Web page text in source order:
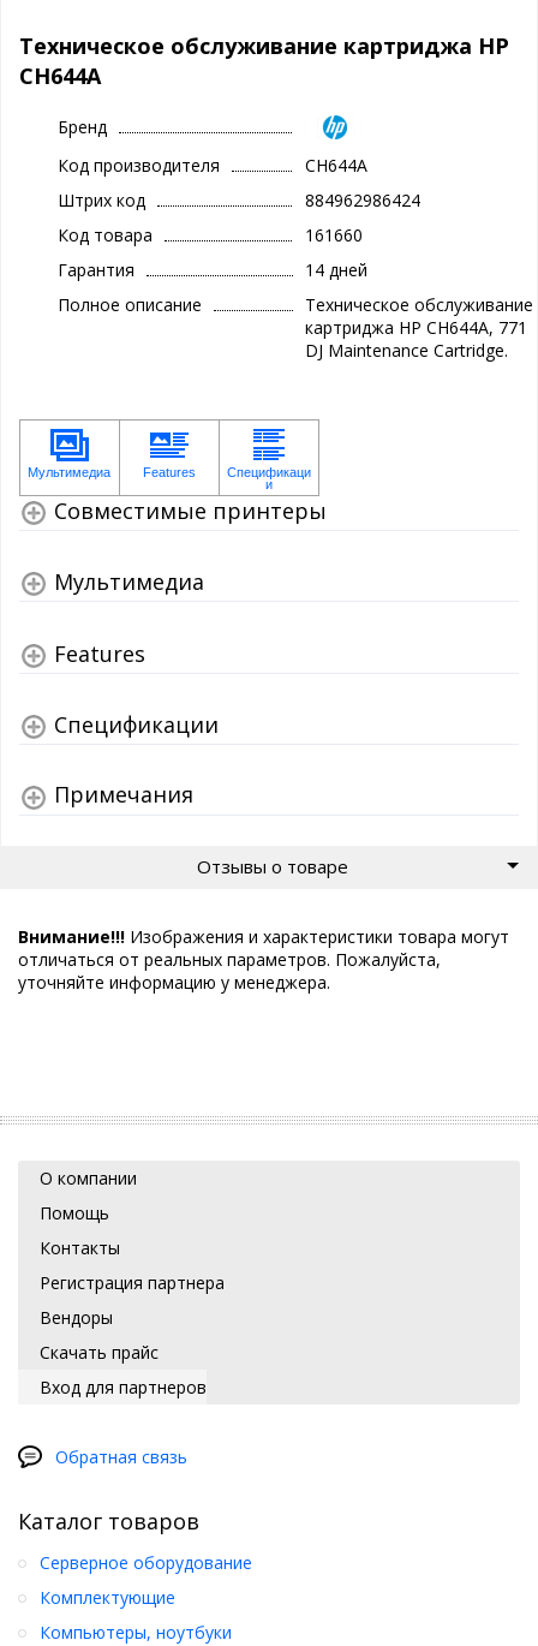
Техническое обслуживание картриджа HP
CH644A
Бренд
Код производителя
CH644A
Штрих код
884962986424
Код товара
161660
Гарантия
14 дней
Полное описание
Техническое обслуживание
картриджа HP CH644A, 771
DJ Maintenance Cartridge.
Совместимые принтеры
Мультимедиа
Features
Спецификации
Примечания
Отзывы о товаре
Внимание!!! Изображения и характеристики товара могут
отличаться от реальных параметров. Пожалуйста,
уточняйте информацию у менеджера.
О компании
Помощь
Контакты
Регистрация партнера
Вендоры
Скачать прайс
Вход для партнеров
Обратная связь
Каталог товаров
Серверное оборудование
Комплектующие
Компьютеры, ноутбуки